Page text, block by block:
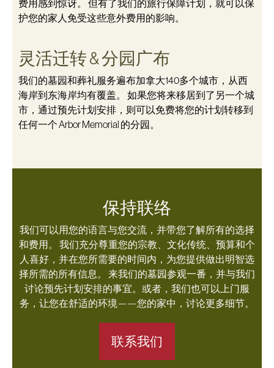
费用感到惊讶。 但有了我们的旅行保障计划，就可以保
护您的家人免受这些意外费用的影响。
灵活迁转 & 分园广布
我们的墓园和葬礼服务遍布加拿大140多个城市，从西
海岸到东海岸均有覆盖。 如果您将来移居到了另一个城
市，通过预先计划安排，则可以免费将您的计划转移到
任何一个 Arbor Memorial 的分园。
保持联络
我们可以用您的语言与您交流，并带您了解所有的选择
和费用。 我们充分尊重您的宗教、文化传统、预算和个
人喜好，并在您所需要的时间内，为您提供做出明智选
择所需的所有信息。 来我们的墓园参观一番，并与我们
讨论预先计划安排的事宜。或者，我们也可以上门服
务，让您在舒适的环境——您的家中，讨论更多细节。
联系我们